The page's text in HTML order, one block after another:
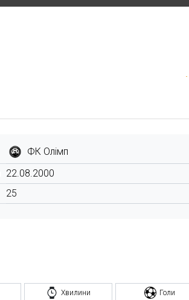
ФК Олімп
22.08.2000
25
Хвилини Голи